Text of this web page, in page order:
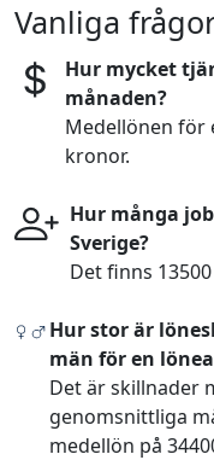
Vanliga
Hur mycket
månaden?
Medellönen för
kronor.
Hur många
Sverige?
Det finns
Hur stor är
män för en
Det är skillnader
genomsnittliga
medellön på